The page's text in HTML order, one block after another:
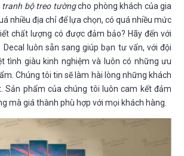
tranh bộ treo tườngcho phòng khách của gia
nhiều địa chỉ để lựa chọn, có quá nhiều mức
chất lượng có được đảm bảo? Hãy đến với
Decal luôn sẵn sang giúp bạn tư vấn, với đội
tình giàu kinh nghiệm và luôn có những ưu
Chúng tôi tin sẽ làm hài lòng những khách
Sản phẩm của chúng tôi luôn cam kết đảm
mà giá thành phù hợp với mọi khách hàng.